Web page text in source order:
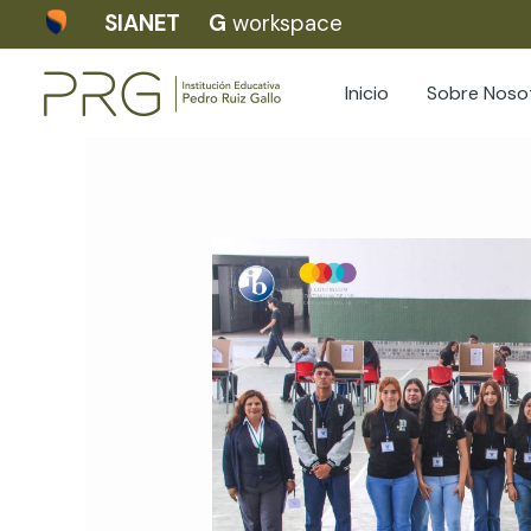
to
content
SIANET G workspace
Inicio Sobre